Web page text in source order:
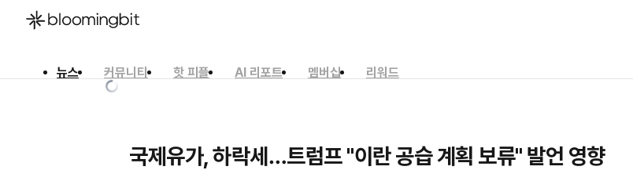
뉴스 커뮤니티 핫 피플 AI 리포트 멤버십
리워드
국제유가, 하락세…트럼프 "이란 공습 계획 보류" 발언 영향